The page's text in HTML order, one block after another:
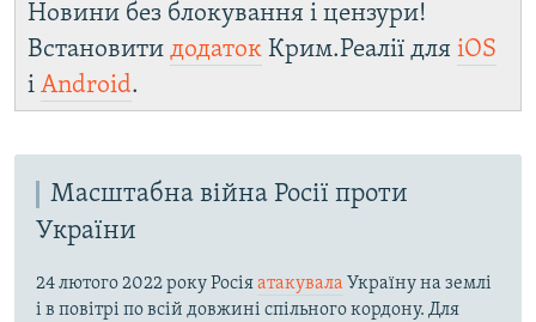
Новини без блокування і цензури!
Встановити додаток Крим.Реалії для iOS
і Android.
Масштабна війна Росії проти
України
24 лютого 2022 року Росіяатакувала Україну на землі
і в повітрі по всій довжині спільного кордону. Для